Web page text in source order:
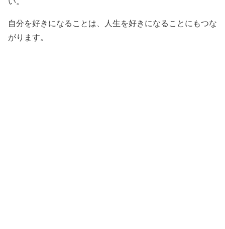
自分を好きになることは、人生を好きになることにもつな
がります。